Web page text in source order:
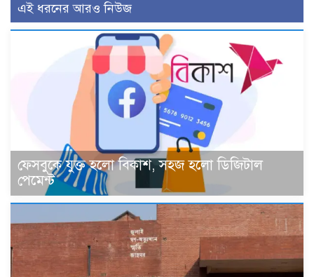
এই ধরনের আরও নিউজ
ফেসবুকে যুক্ত হলো বিকাশ, সহজ হলো ডিজিটাল
পেমেন্ট